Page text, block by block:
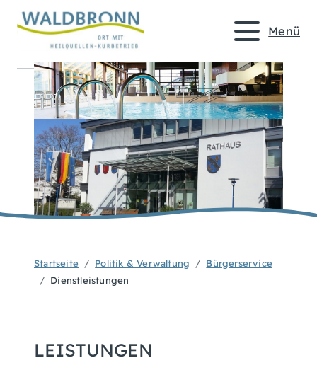
Menü
Startseite Politik & Verwaltung
Bürgerservice
Dienstleistungen
LEISTUNGEN